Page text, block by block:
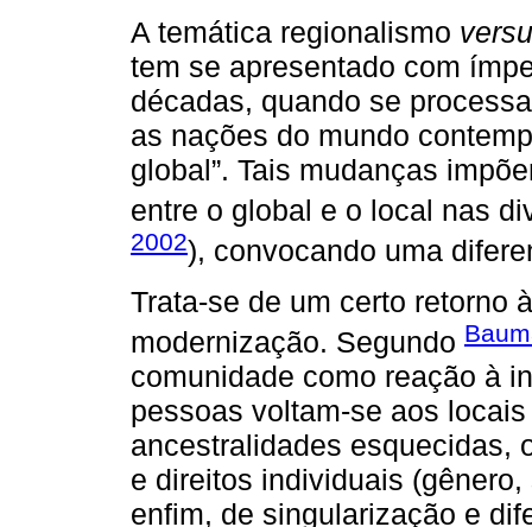
A temática regionalismo
tem se apresentado com
décadas, quando se
as nações do mundo
global”. Tais mudanças
entre o global e o local nas
2002), convocando uma
Trata-se de um certo retorno
modernização. Segundo
comunidade como reação à
pessoas voltam-se aos
ancestralidades esquecidas,
e direitos individuais
enfim, de singularização e